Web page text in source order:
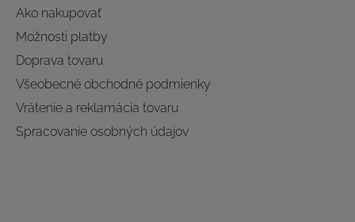
Ako nakupovať
Možnosti platby
Doprava tovaru
Všeobecné obchodné podmienky
Vrátenie a reklamácia tovaru
Spracovanie osobných údajov